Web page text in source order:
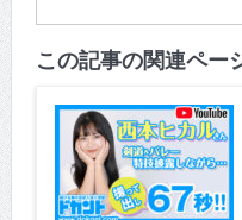
この記事の関連ペー